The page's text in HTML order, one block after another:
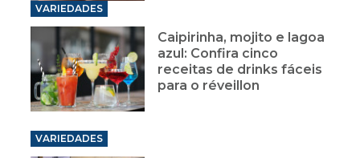
VARIEDADES
Caipirinha, mojito e lagoa
azul: Confira cinco
receitas de drinks fáceis
para o réveillon
VARIEDADES